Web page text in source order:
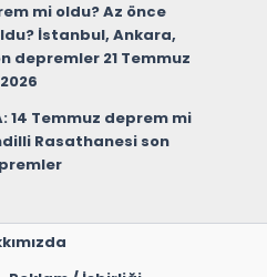
mi oldu? Az önce
İstanbul, Ankara,
depremler 21 Temmuz
2026
14 Temmuz deprem mi
Rasathanesi son